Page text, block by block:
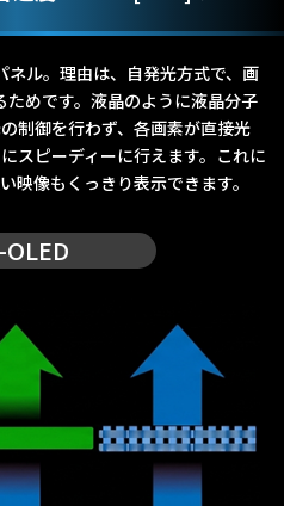
ネル。理由は、自発光方式で、画
めです。液晶のように液晶分子
制御を行わず、各画素が直接光
スピーディーに行えます。これに
映像もくっきり表示できます。